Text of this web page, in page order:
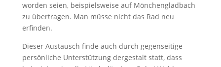
worden seien, beispielsweise auf Mönchengladbach
zu übertragen. Man müsse nicht das Rad neu
erfinden.
Dieser Austausch finde auch durch gegenseitige
persönliche Unterstützung dergestalt statt, dass